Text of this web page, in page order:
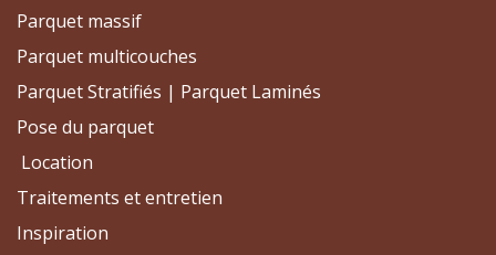
Parquet massif
Parquet multicouches
Parquet Stratifiés | Parquet Laminés
Pose du parquet
Location
Traitements et entretien
Inspiration